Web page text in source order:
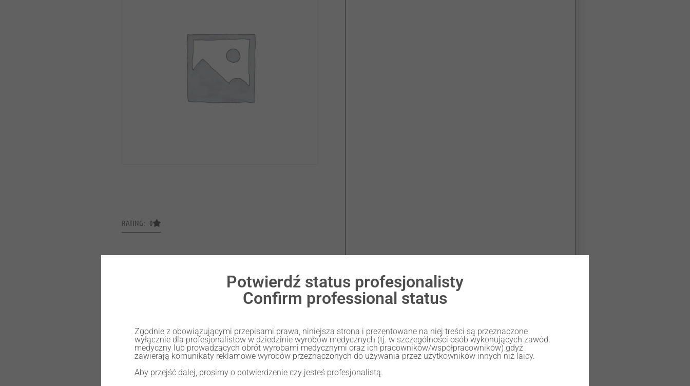
RATING: 0
DISC WØ98 H16mm ZYTTRIA Z MULTICOLOR ANTERIOR –
703,00zł
Potwierdź status profesjonalisty
Confirm professional status
Zgodnie z obowiązującymi przepisami prawa, niniejsza strona i prezentowane na niej treści są przeznaczone
wyłącznie dla profesjonalistów w dziedzinie wyrobów medycznych (tj. w szczególności osób wykonujących zawód
medyczny lub prowadzących obrót wyrobami medycznymi oraz ich pracowników/współpracowników) gdyż
zawierają komunikaty reklamowe wyrobów przeznaczonych do używania przez użytkowników innych niż laicy.
Aby przejść dalej, prosimy o potwierdzenie czy jesteś profesjonalistą.